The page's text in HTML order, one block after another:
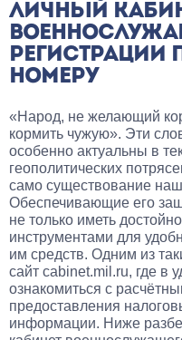
ЛИЧНЫЙ
РЕГИСТРАЦИИ
НОМЕРУ
«Народ, не желающий
кормить чужую». Эти
особенно актуальны в
геополитических
само существование
Обеспечивающие его
не только иметь
инструментами для
им средств. Одним из
сайт cabinet.mil.ru, где в
ознакомиться с
предоставления
информации. Ниже